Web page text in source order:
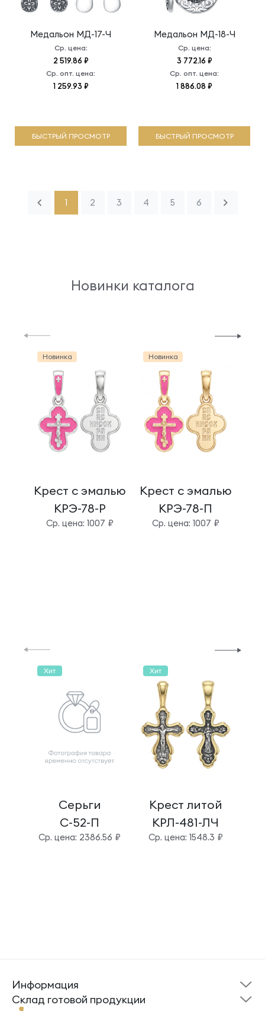
Медальон МД-17-Ч
Ср. цена:
2 519.86 ₽
Ср. опт. цена:
1 259.93 ₽
БЫСТРЫЙ ПРОСМОТР
Медальон МД-18-Ч
Ср. цена:
3 772.16 ₽
Ср. опт. цена:
1 886.08 ₽
БЫСТРЫЙ ПРОСМОТР
1 2 3 4 5 6
Новинки каталога
Новинка
Крест с эмалью
КРЭ-78-Р
Cр. цена: 1007 ₽
Новинка
Крест с эмалью
КРЭ-78-П
Cр. цена: 1007 ₽
Хит
Серьги
С-52-П
Cр. цена: 2386.56 ₽
Хит
Крест литой
КРЛ-481-ЛЧ
Cр. цена: 1548.3 ₽
Информация
Склад готовой
продукции
Помощь
Cклад готовой продукции
Кресты Ложки